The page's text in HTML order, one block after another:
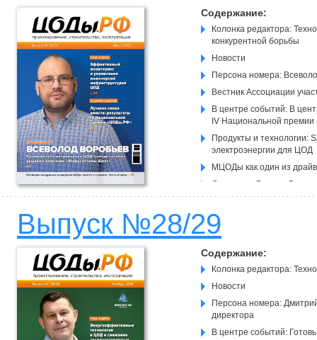
Содержание:
Колонка редактора:
конкурентной борьбы
Новости
Персона номера:
Вестник Ассоциации
В центре событий: В
IV Национальной
Продукты и технологии:
электроэнергии для ЦОД
МЦОДы как один из
Сделано в России: Все в
и избежать проблем
15 лет ГК
Выпуск №28/29
Содержание:
Колонка редактора:
Новости
Персона номера:
директора
В центре событий: